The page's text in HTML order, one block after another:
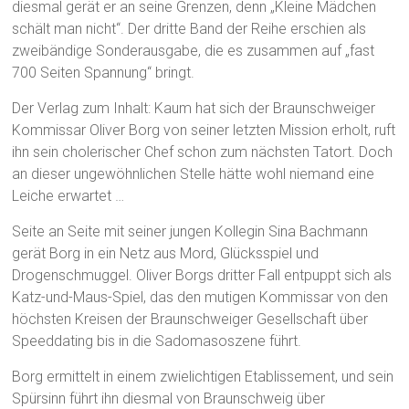
diesmal gerät er an seine Grenzen, denn „Kleine Mädchen
schält man nicht“. Der dritte Band der Reihe erschien als
zweibändige Sonderausgabe, die es zusammen auf „fast
700 Seiten Spannung“ bringt.
Der Verlag zum Inhalt: Kaum hat sich der Braunschweiger
Kommissar Oliver Borg von seiner letzten Mission erholt, ruft
ihn sein cholerischer Chef schon zum nächsten Tatort. Doch
an dieser ungewöhnlichen Stelle hätte wohl niemand eine
Leiche erwartet …
Seite an Seite mit seiner jungen Kollegin Sina Bachmann
gerät Borg in ein Netz aus Mord, Glücksspiel und
Drogenschmuggel. Oliver Borgs dritter Fall entpuppt sich als
Katz-und-Maus-Spiel, das den mutigen Kommissar von den
höchsten Kreisen der Braunschweiger Gesellschaft über
Speeddating bis in die Sadomasoszene führt.
Borg ermittelt in einem zwielichtigen Etablissement, und sein
Spürsinn führt ihn diesmal von Braunschweig über